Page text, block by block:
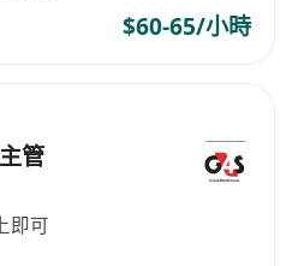
$60-65/小時
管
即可